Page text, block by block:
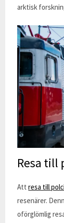
arktisk
Resa till
Attresa till
resenärer.
oförglömlig